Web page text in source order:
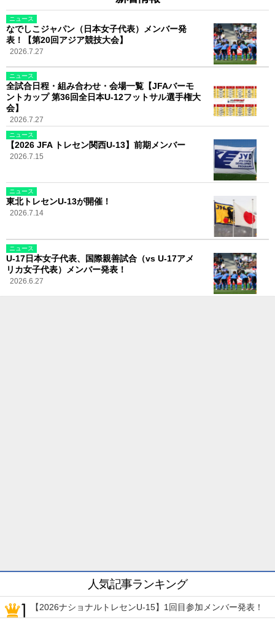
ニュース
なでしこジャパン（日本女子代表）メンバー発
表！【第20回アジア競技大会】
2026.7.27
ニュース
全試合日程・組み合わせ・会場一覧【JFAバーモ
ントカップ 第36回全日本U-12フットサル選手権大
会】
2026.7.27
ニュース
【2026 JFA トレセン関西U-13】前期メンバー
2026.7.15
ニュース
東北トレセンU-13が開催！
2026.7.14
ニュース
U-17日本女子代表、国際親善試合（vs U-17アメ
リカ女子代表）メンバー発表！
2026.6.27
人気記事ランキング
【2026ナショナルトレセンU-15】1回目参加メンバー発表！